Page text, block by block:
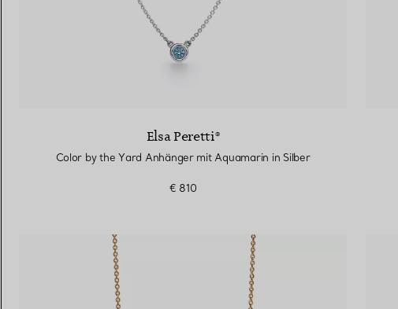
Elsa Peretti®
Color by the Yard Anhänger mit Aquamarin in Silber
€ 810